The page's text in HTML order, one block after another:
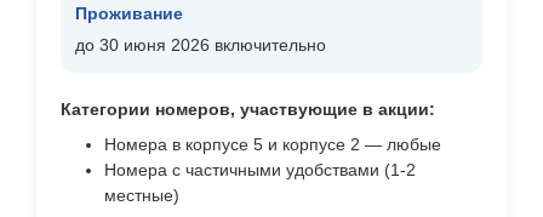
Проживание
до 30 июня 2026 включительно
Категории номеров, участвующие в акции:
Номера в корпусе 5 и корпусе 2 — любые
Номера с частичными удобствами (1-2
местные)